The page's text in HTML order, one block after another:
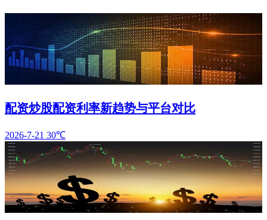
配资炒股配资利率新趋势与平台对比
2026-7-21 30℃